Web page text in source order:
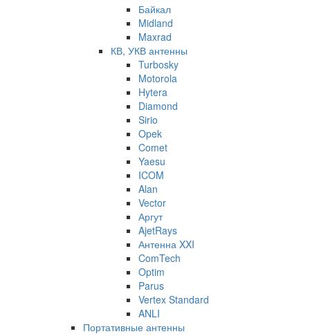
Байкал
Midland
Maxrad
КВ, УКВ антенны
Turbosky
Motorola
Hytera
Diamond
Sirio
Opek
Comet
Yaesu
ICOM
Alan
Vector
Аргут
AjetRays
Антенна XXI
ComTech
Optim
Parus
Vertex Standard
ANLI
Портативные антенны